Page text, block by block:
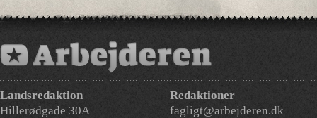
Landsredaktion
Hillerødgade 30A
Redaktioner
fagligt@arbejderen.dk